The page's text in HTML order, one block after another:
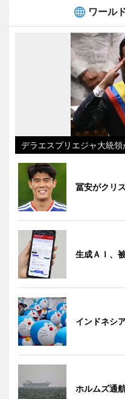
ワール
デラエスプリエジャ大統領
冨安がクリ
生成ＡＩ、
インドネシ
ホルムズ通